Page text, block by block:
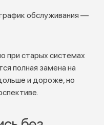
обслуживания —
при старых системах
полная замена на
и дороже, но